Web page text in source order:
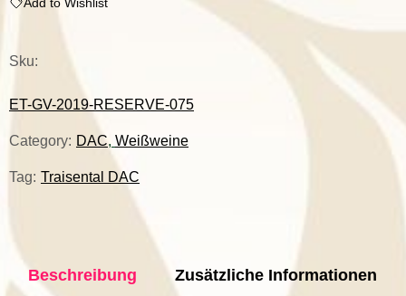
Sku:
ET-GV-2019-RESERVE-075
Category: DAC, Weißweine
Tag: Traisental DAC
Beschreibung Zusätzliche Informationen